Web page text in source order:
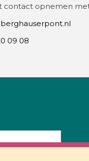
contact opnemen
09 08